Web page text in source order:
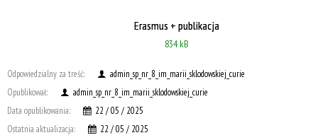
Erasmus + publikacja
834 kB
Odpowiedzialny za treść:
admin_sp_nr_8_im_marii_sklodowskiej_curie
Opublikował:
admin_sp_nr_8_im_marii_sklodowskiej_curie
Data opublikowania:
22 / 05 / 2025
Ostatnia aktualizacja:
22 / 05 / 2025